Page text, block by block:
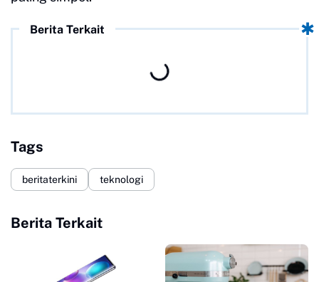
Berita Terkait
Tags
beritaterkini teknologi
Berita Terkait